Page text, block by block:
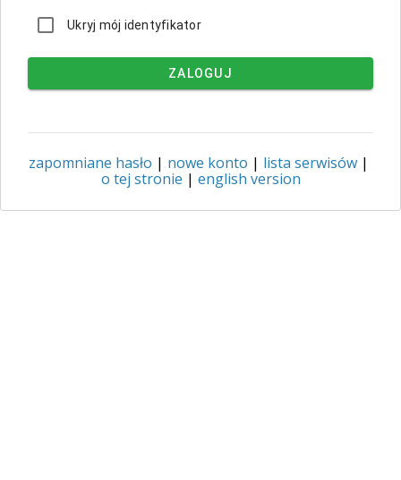
Ukryj mój identyfikator
ZALOGUJ
zapomniane hasło | nowe konto | lista serwisów |
o tej stronie | english version